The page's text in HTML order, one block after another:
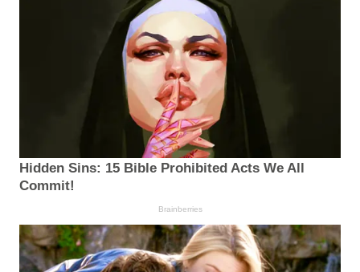
Hidden Sins: 15 Bible Prohibited Acts We All
Commit!
Brainberries